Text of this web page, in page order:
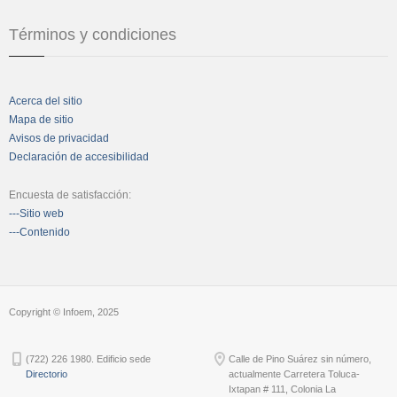
Términos y condiciones
Acerca del sitio
Mapa de sitio
Avisos de privacidad
Declaración de accesibilidad
Encuesta de satisfacción:
---Sitio web
---Contenido
Copyright © Infoem, 2025
(722) 226 1980. Edificio sede
Directorio
Calle de Pino Suárez sin número,
actualmente Carretera Toluca-
Ixtapan # 111, Colonia La